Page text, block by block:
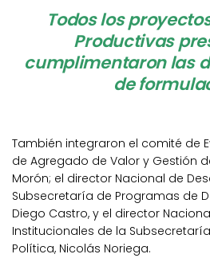
Todos los
Productivas
cumplimentaron las
de
También integraron el comité de
de Agregado de Valor y Gestión
Morón; el director Nacional de
Subsecretaría de Programas de
Diego Castro, y el director
Institucionales de la
Política, Nicolás Noriega.